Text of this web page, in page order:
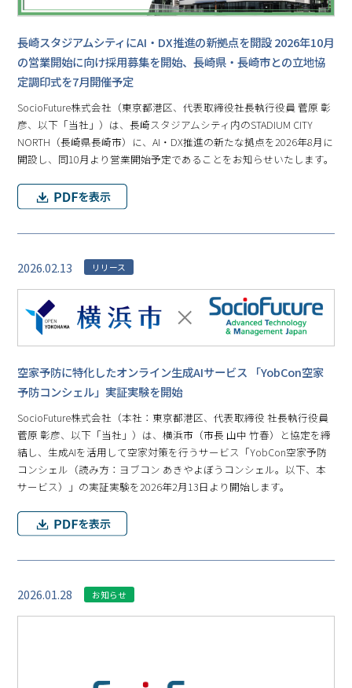
長崎スタジアムシティにAI・DX推進の新拠点を開設 2026年10月
の営業開始に向け採用募集を開始、長崎県・長崎市との立地協
定調印式を7月開催予定
SocioFuture株式会社（東京都港区、代表取締役社長執行役員 菅原 彰
彦、以下「当社」）は、長崎スタジアムシティ内のSTADIUM CITY
NORTH（長崎県長崎市）に、AI・DX推進の新たな拠点を2026年8月に
開設し、同10月より営業開始予定であることをお知らせいたします。
2026.02.13 リリース
空家予防に特化したオンライン生成AIサービス 「YobCon空家
予防コンシェル」実証実験を開始
SocioFuture株式会社（本社：東京都港区、代表取締役 社長執行役員
菅原 彰彦、以下「当社」）は、横浜市（市長 山中 竹春）と協定を締
結し、生成AIを活用して空家対策を行うサービス「YobCon空家予防
コンシェル（読み方：ヨブコン あきやよぼうコンシェル。以下、本
サービス）」の実証実験を2026年2月13日より開始します。
2026.01.28 お知らせ